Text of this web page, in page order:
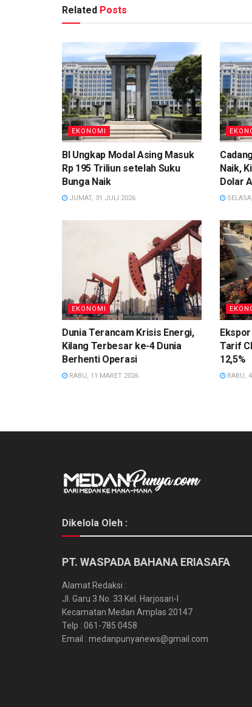
Related Posts
EKONOMI
BI Ungkap Modal Asing Masuk
Rp 195 Triliun setelah Suku
Bunga Naik
JUMAT, 31 JULI 2026
Naik,
Dolar
EKONOMI
Dunia Terancam Krisis Energi,
Kilang Terbesar ke-4 Dunia
Berhenti Operasi
RABU, 11 MARET 2026
Tarif
12,5%
RABU,
Dikelola Oleh :
PT. WASPADA BAHANA ERIASAFA
Alamat Redaksi :
Jl. Garu 3 No. 33 Kel. Harjosari-I
Kecamatan Medan Amplas 20147
Telp : 061-785 0458
Email : medanpunyanews@gmail.com